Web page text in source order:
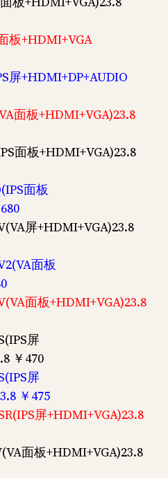
板+HDMI+VGA
屏+HDMI+DP+AUDIO
面板+HDMI+VGA)23.8
面板+HDMI+VGA)23.8
面板
屏+HDMI+VGA)23.8
面板
面板+HDMI+VGA)23.8
屏
￥470
屏
￥475
屏+HDMI+VGA)23.8
面板+HDMI+VGA)23.8